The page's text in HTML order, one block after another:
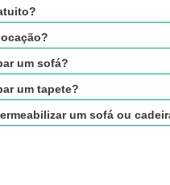
um sofá?
um tapete?
um sofá ou